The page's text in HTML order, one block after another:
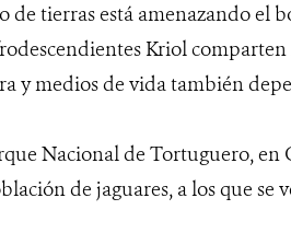
de tierras está amenazando el
Kriol
y medios de vida también
Nacional de Tortuguero, en
de jaguares, a los que se